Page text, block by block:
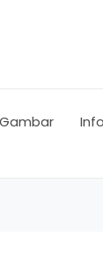
Gambar